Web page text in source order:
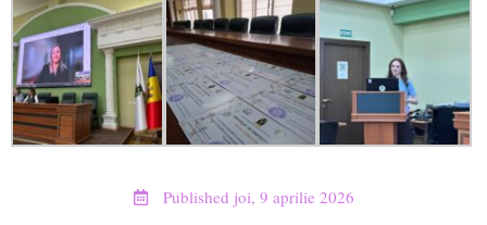
Published joi, 9 aprilie 2026